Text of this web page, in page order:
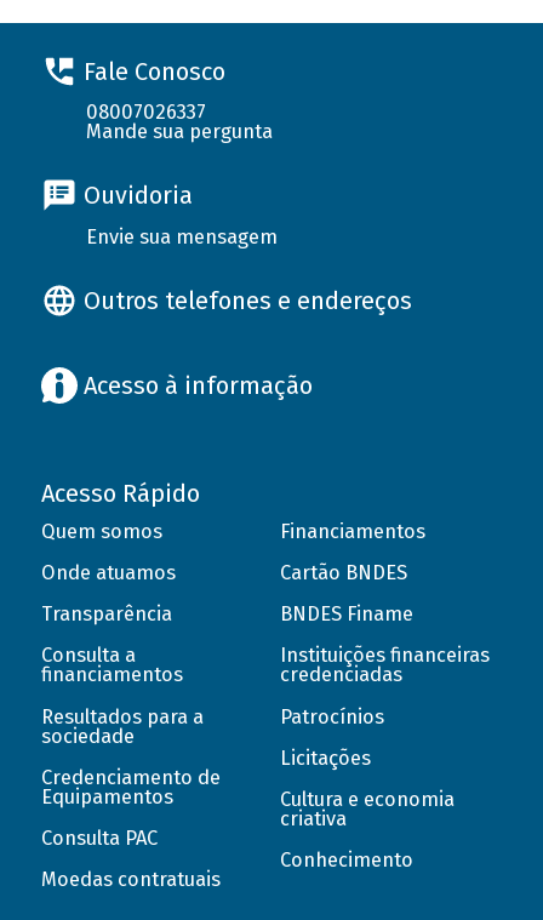
Fale Conosco
08007026337
Mande sua pergunta
Ouvidoria
Envie sua mensagem
Outros telefones e endereços
Acesso à informação
Acesso Rápido
Quem somos
Onde atuamos
Transparência
Consulta a
financiamentos
Resultados para a
sociedade
Credenciamento de
Equipamentos
Consulta PAC
Moedas contratuais
Financiamentos
Cartão BNDES
BNDES Finame
Instituições financeiras
credenciadas
Patrocínios
Licitações
Cultura e economia
criativa
Conhecimento